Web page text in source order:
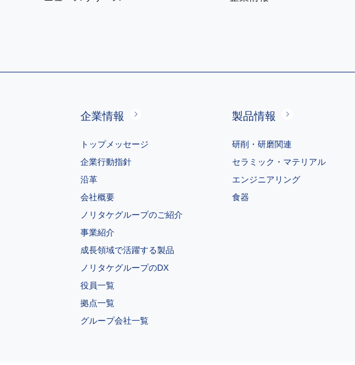
企業情報
トップメッセージ
企業行動指針
沿革
会社概要
ノリタケグループのご紹介
事業紹介
成長領域で活躍する製品
ノリタケグループのDX
役員一覧
拠点一覧
グループ会社一覧
製品情報
研削・研磨関連
セラミック・マテリアル
エンジニアリング
食器